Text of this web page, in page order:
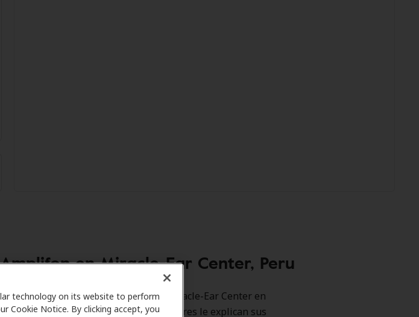
en Miracle-Ear Center, Peru
de beneficios y clínicas como Miracle-Ear Center en
y atención auditiva. Nuestros promotores le explican sus
technology on its website to perform
Cookie Notice. By clicking accept, you